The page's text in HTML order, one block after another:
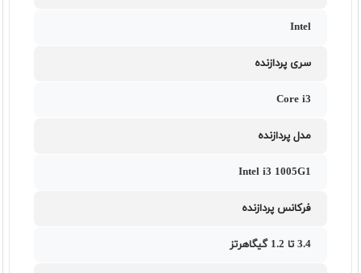
Intel
سری پردازنده
Core i3
مدل پردازنده
Intel i3 1005G1
فرکانس پردازنده
3.4 تا 1.2 گیگاهرتز